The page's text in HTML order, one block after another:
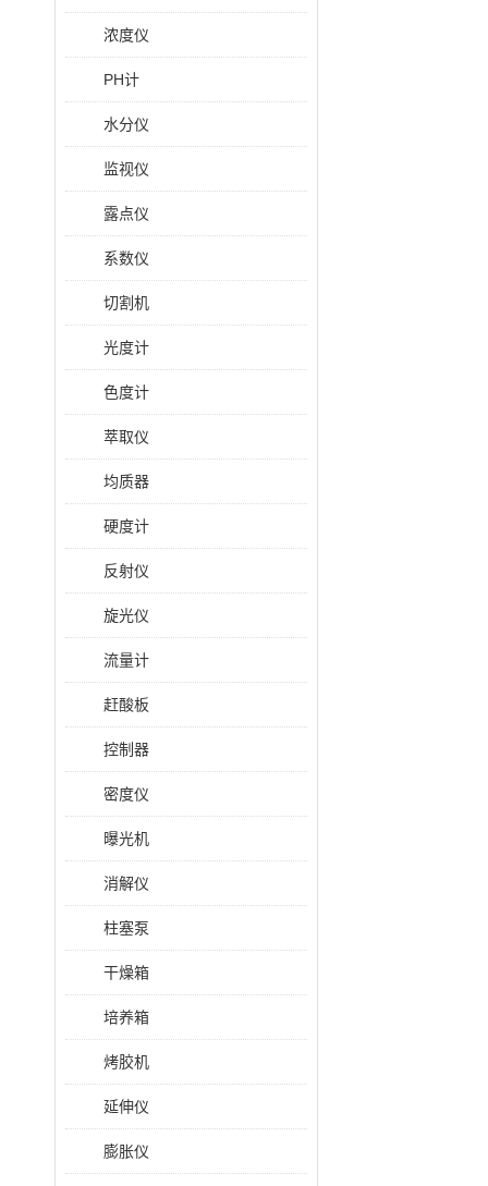
浓度仪
PH计
水分仪
监视仪
露点仪
系数仪
切割机
光度计
色度计
萃取仪
均质器
硬度计
反射仪
旋光仪
流量计
赶酸板
控制器
密度仪
曝光机
消解仪
柱塞泵
干燥箱
培养箱
烤胶机
延伸仪
膨胀仪